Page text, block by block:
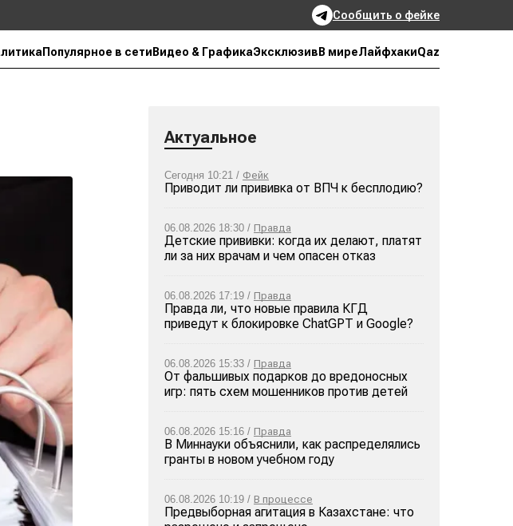
Сообщить о фейке
Популярное в сети Видео & ГрафикаЭксклюзив В миреЛайфхакиQaz
Актуальное
Сегодня 10:21 / Фейк
Приводит ли прививка от ВПЧ к бесплодию?
06.08.2026 18:30 / Правда
Детские прививки: когда их делают, платят
ли за них врачам и чем опасен отказ
06.08.2026 17:19 / Правда
Правда ли, что новые правила КГД
приведут к блокировке ChatGPT и Google?
06.08.2026 15:33 / Правда
От фальшивых подарков до вредоносных
игр: пять схем мошенников против детей
06.08.2026 15:16 / Правда
В Миннауки объяснили, как распределялись
гранты в новом учебном году
06.08.2026 10:19 / В процессе
Предвыборная агитация в Казахстане: что